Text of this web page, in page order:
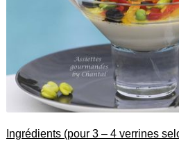
Ingrédients (pour 3 – 4 verrines